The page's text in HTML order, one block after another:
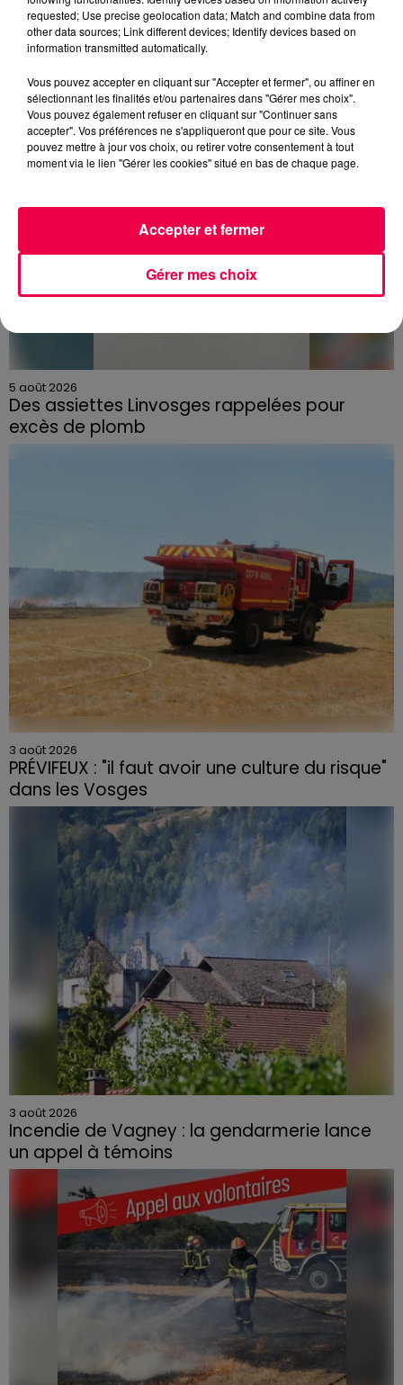
national.
DERNIÈRES INFOS
5 août 2026
Des assiettes Linvosges rappelées pour
excès de plomb
Du plomb a été détecté dans deux assiettes en
3 août 2026
PRÉVIFEUX : "il faut avoir une culture du risque"
dans les Vosges
3 août 2026
Incendie de Vagney : la gendarmerie lance
un appel à témoins
Le feu, parti d'une haie avant de se propager au
quartier résidentiel, avait détruit deux habitations et
contraint à l'évacuation d'une centaine de personnes.
requested; Use precise geolocation data; Match and combine data from
other data sources; Link different devices; Identify devices based on
information transmitted automatically.
Vous pouvez accepter en cliquant sur "Accepter et fermer", ou affiner en
sélectionnant les finalités et/ou partenaires dans "Gérer mes choix".
Vous pouvez également refuser en cliquant sur "Continuer sans
accepter". Vos préférences ne s'appliqueront que pour ce site. Vous
pouvez mettre à jour vos choix, ou retirer votre consentement à tout
moment via le lien "Gérer les cookies" situé en bas de chaque page.
Gérer mes choix
Accepter et fermer